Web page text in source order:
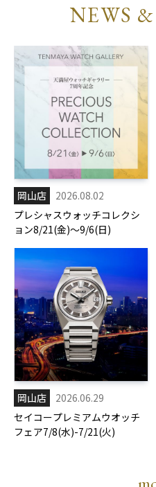
NEWS
岡山店
2026.08.02
プレシャスウォッチコレクシ
ョン8/21(金)～9/6(日)
岡山店
2026.06.29
セイコープレミアムウオッチ
フェア7/8(水)-7/21(火)